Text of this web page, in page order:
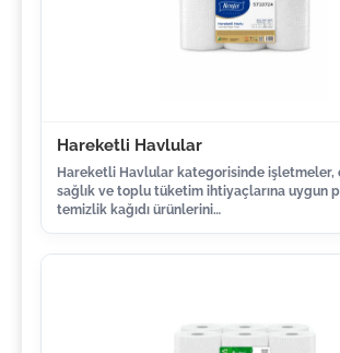
Hareketli Havlular
Hareketli Havlular kategorisinde işletmeler,
sağlık ve toplu tüketim ihtiyaçlarına uygun
temizlik kağıdı ürünlerini…